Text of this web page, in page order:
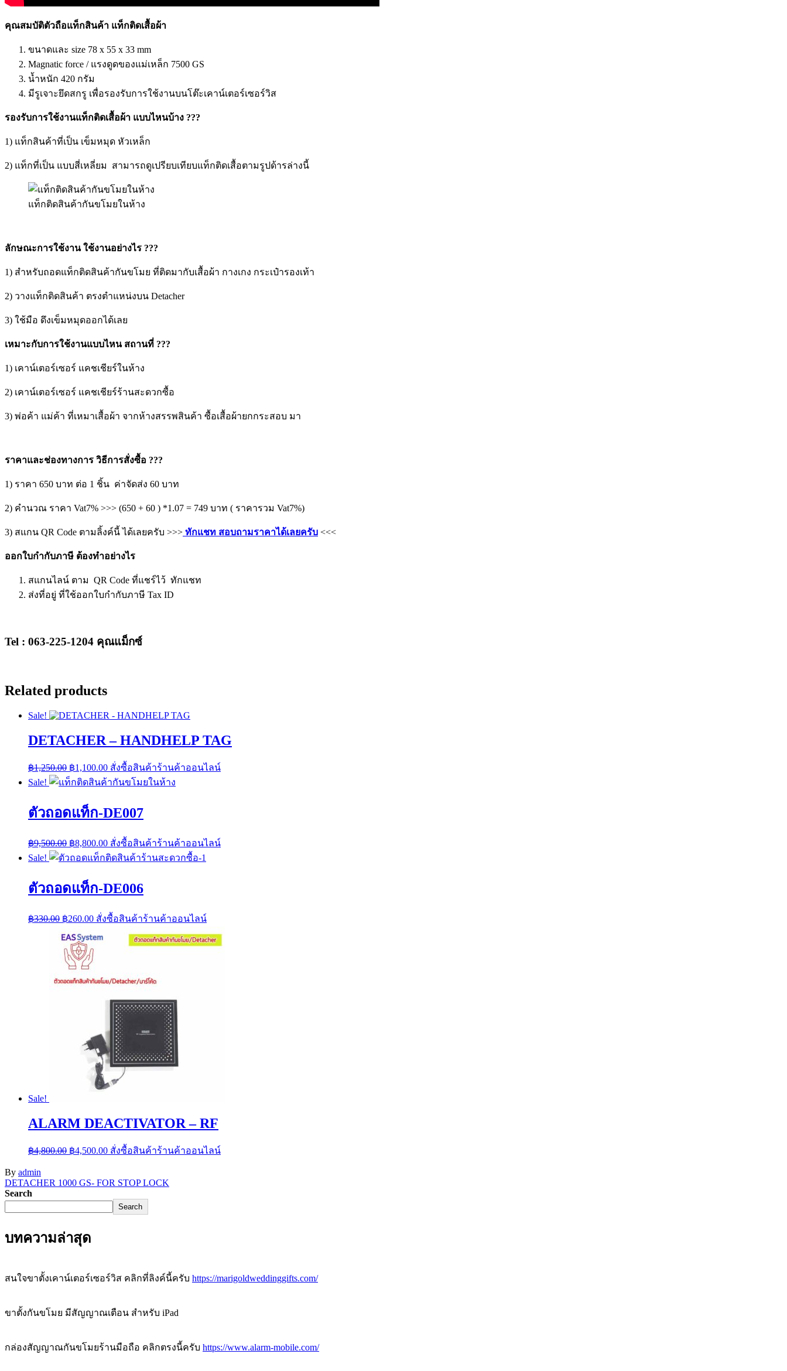
คุณสมบัติตัวถือแท็กสินค้า แท็กติดเสื้อผ้า
ขนาดและ size 78 x 55 x 33 mm
Magnatic force / แรงดูดของแม่เหล็ก 7500 GS
น้ำหนัก 420 กรัม
มีรูเจาะยึดสกรู เพื่อรองรับการใช้งานบนโต๊ะเคาน์เตอร์เซอร์วิส
รองรับการใช้งานแท็กติดเสื้อผ้า แบบไหนบ้าง ???
1) แท็กสินค้าที่เป็น เข็มหมุด หัวเหล็ก
2) แท็กที่เป็น แบบสี่เหลี่ยม สามารถดูเปรียบเทียบแท็กติดเสื้อตามรูปด้ารล่างนี้
แท็กติดสินค้ากันขโมยในห้าง
ลักษณะการใช้งาน ใช้งานอย่างไร ???
1) สำหรับถอดแท็กติดสินค้ากันขโมย ที่ติดมากับเสื้อผ้า กางเกง กระเป๋ารองเท้า
2) วางแท็กติดสินค้า ตรงตำแหน่งบน Detacher
3) ใช้มือ ดึงเข็มหมุดออกได้เลย
เหมาะกับการใช้งานแบบไหน สถานที่ ???
1) เคาน์เตอร์เซอร์ แคชเชียร์ในห้าง
2) เคาน์เตอร์เซอร์ แคชเชียร์ร้านสะดวกซื้อ
3) พ่อค้า แม่ค้า ที่เหมาเสื้อผ้า จากห้างสรรพสินค้า ซื้อเสื้อผ้ายกกระสอบ มา
ราคาและช่องทางการ วิธีการสั่งซื้อ ???
1) ราคา 650 บาท ต่อ 1 ชิ้น ค่าจัดส่ง 60 บาท
2) คำนวณ ราคา Vat7% >>> (650 + 60 ) *1.07 = 749 บาท ( ราคารวม Vat7%)
3) สแกน QR Code ตามลิ้งค์นี้ ได้เลยครับ >>> ทักแชท สอบถามราคาได้เลยครับ <<<
ออกใบกำกับภาษี ต้องทำอย่างไร
สแกนไลน์ ตาม QR Code ที่แชร์ไว้ ทักแชท
ส่งที่อยู่ ที่ใช้ออกใบกำกับภาษี Tax ID
Tel : 063-225-1204 คุณแม็กซ์
Related products
Sale!
DETACHER – HANDHELP TAG
฿1,250.00 Original
price
was:
฿1,100.00Current
price
is:
สั่งซื้อสินค้าร้านค้าออนไลน์
Sale!
ตัวถอดแท็ก-DE007
฿9,500.00 Original
price
was:
฿8,800.00Current
price
is:
สั่งซื้อสินค้าร้านค้าออนไลน์
Sale!
ตัวถอดแท็ก-DE006
฿330.00 Original
price
was:
฿330.00.
฿260.00Current
price
is:
฿260.00.
สั่งซื้อสินค้าร้านค้าออนไลน์
Sale!
ALARM DEACTIVATOR – RF
฿4,800.00 Original
price
฿4,800.00.
฿4,500.00Current
price
฿4,500.00.
สั่งซื้อสินค้าร้านค้าออนไลน์
By admin
Post
navigation
DETACHER 1000 GS- FOR STOP LOCK
Search
Search
บทความล่าสุด
สนใจขาตั้งเคาน์เตอร์เซอร์วิส คลิกที่ลิงค์นี้ครับ https://marigoldweddinggifts.com/
ขาตั้งกันขโมย มีสัญญาณเตือน สำหรับ iPad
กล่องสัญญาณกันขโมยร้านมือถือ คลิกตรงนี้ครับ https://www.alarm-mobile.com/